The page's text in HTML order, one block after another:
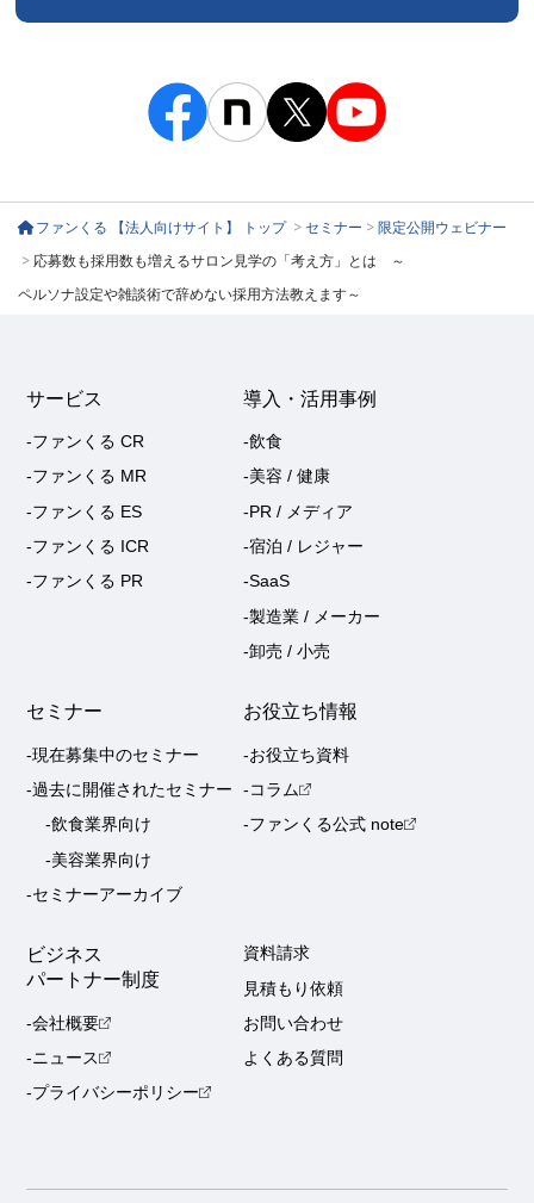
ファンくる 【法人向けサイト】 トップ >セミナー >限定公開ウェビナー
> 応募数も採用数も増えるサロン見学の「考え方」とは ～
ペルソナ設定や雑談術で辞めない採用方法教えます～
サービス
-ファンくる CR
-ファンくる MR
-ファンくる ES
-ファンくる ICR
-ファンくる PR
導入・活用事例
-飲食
-美容 / 健康
-PR / メディア
-宿泊 / レジャー
-SaaS
-製造業 / メーカー
-卸売 / 小売
セミナー
-現在募集中のセミナー
-過去に開催されたセミナー
-飲食業界向け
-美容業界向け
-セミナーアーカイブ
お役立ち情報
-お役立ち資料
-コラム
-ファンくる公式 note
ビジネス
パートナー制度
-会社概要
-ニュース
-プライバシーポリシー
資料請求
見積もり依頼
お問い合わせ
よくある質問